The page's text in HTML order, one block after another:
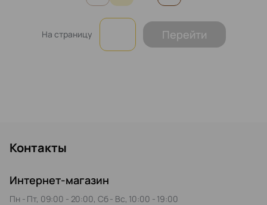
На страницу Перейти
Контакты
Интернет-магазин
Пн - Пт, 09:00 - 20:00, Сб - Вс, 10:00 - 19:00